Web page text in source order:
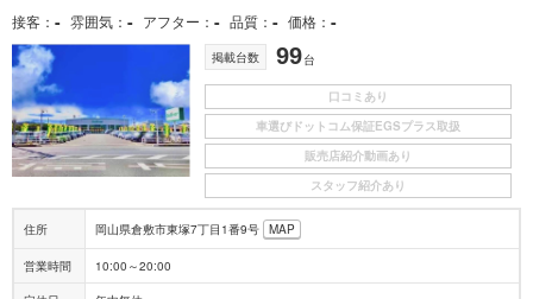
接客 - 雰囲気 - アフター - 品質 - 価格 -
掲載台数 99台
口コミあり
車選びドットコム保証EGSプラス取扱
販売店紹介動画あり
スタッフ紹介あり
住所 岡山県倉敷市東塚7丁目1番9号 MAP
営業時間 10:00～20:00